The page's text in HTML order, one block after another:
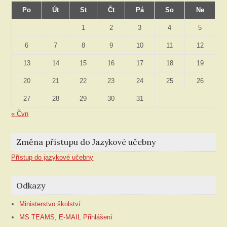
Po
Út St Čt Pá So Ne
1 2 3 4 5
6 7 8 9 10 11 12
13 14 15 16 17 18 19
20 21 22 23 24 25 26
27 28 29 30
31
« Čvn
Změna přístupu do Jazykové učebny
Přístup do jazykové učebny
Odkazy
Ministerstvo školství
MS TEAMS, E-MAIL Přihlášení